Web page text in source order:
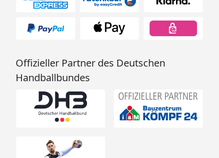
Offizieller Partner des Deutschen
Handballbundes